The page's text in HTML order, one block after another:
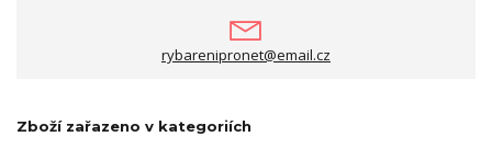
rybarenipronet@email.cz
Zboží zařazeno v kategoriích